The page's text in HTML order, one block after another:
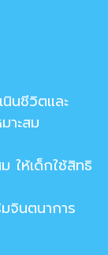
นชีวิตและ
าะสม
ให้เด็กใช้สิทธิ
จินตนาการ